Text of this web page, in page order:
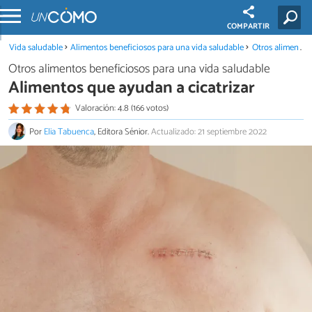
COMPARTIR
Vida saludable Alimentos beneficiosos para una vida saludable Otros alimentos beneficiosos para una vida saludable
Otros alimentos beneficiosos para una vida saludable
Alimentos que ayudan a cicatrizar
Valoración: 4.8 (166 votos)
PorElia Tabuenca, Editora Sénior.Actualizado: 21 septiembre 2022